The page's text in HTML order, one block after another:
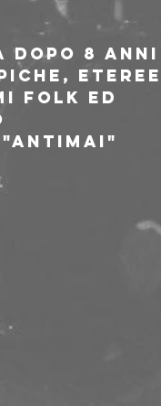
dopo 8 anni
eteree
folk ed